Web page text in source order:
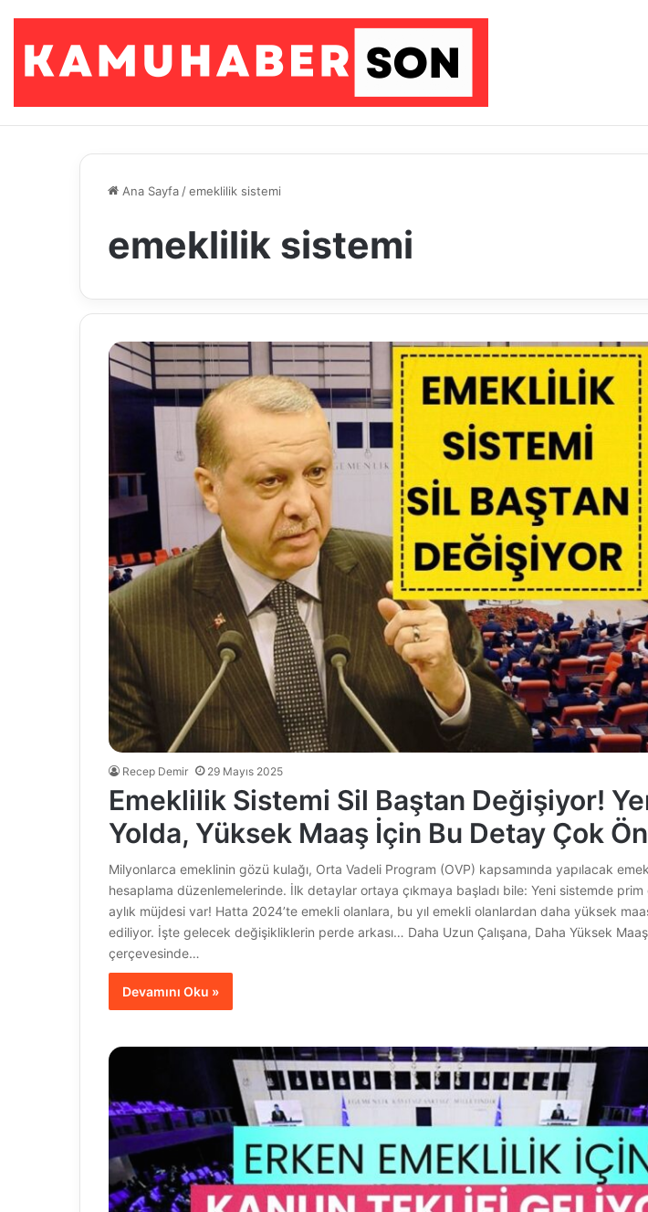
Ana Sayfa /emeklilik sistemi
emeklilik sistemi
Recep Demir 29 Mayıs 2025
Emeklilik Sistemi Sil Baştan Değişiyor!
Yolda, Yüksek Maaş İçin Bu Detay Çok
Milyonlarca emeklinin gözü kulağı, Orta Vadeli Program (OVP) kapsamında yapılacak
hesaplama düzenlemelerinde. İlk detaylar ortaya çıkmaya başladı bile: Yeni sistemde
aylık müjdesi var! Hatta 2024’te emekli olanlara, bu yıl emekli olanlardan daha yüksek
ediliyor. İşte gelecek değişikliklerin perde arkası… Daha Uzun Çalışana, Daha Yüksek
çerçevesinde…
Devamını Oku »